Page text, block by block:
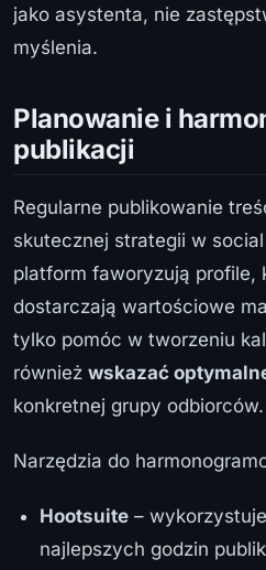
jako asystenta, nie
myślenia.
Planowanie i
publikacji
Regularne publikowanie
skutecznej strategii w
platform faworyzują profile,
dostarczają wartościowe
tylko pomóc w tworzeniu
również wskazać
konkretnej grupy odbiorców.
Narzędzia do
Hootsuite –
najlepszych godzin